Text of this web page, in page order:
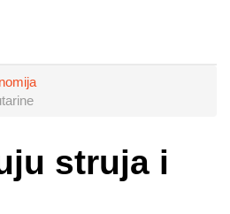
struja i